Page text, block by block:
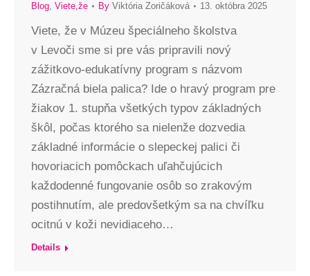
Blog, Viete,že By Viktória Zoričáková 13. októbra 2025
Viete, že v Múzeu špeciálneho školstva
v Levoči sme si pre vás pripravili nový
zážitkovo-edukatívny program s názvom
Zázračná biela palica? Ide o hravý program pre
žiakov 1. stupňa všetkých typov základných
škôl, počas ktorého sa nielenže dozvedia
základné informácie o slepeckej palici či
hovoriacich pomôckach uľahčujúcich
každodenné fungovanie osôb so zrakovým
postihnutím, ale predovšetkým sa na chvíľku
ocitnú v koži nevidiaceho…
Details